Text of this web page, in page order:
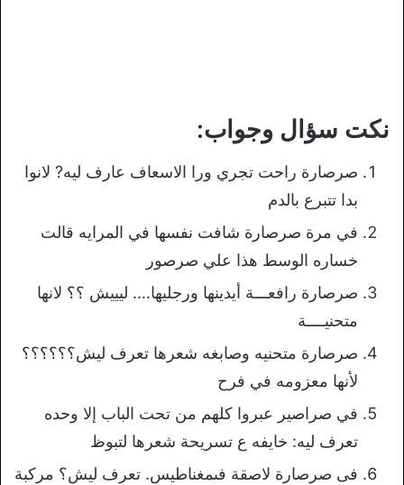
نكت سؤال وجواب:
صرصارة راحت تجري ورا الاسعاف عارف ليه? لانوا
بدا تتبرع بالدم
في مرة صرصارة شافت نفسها في المرايه قالت
خساره الوسط هذا علي صرصور
صرصارة رافعـــة أيدينها ورجليها…. ليييش ؟؟ لانها
متحنيــــة
صرصارة متحنيه وصابغه شعرها تعرف ليش؟؟؟؟؟؟
لأنها معزومه في فرح
في صراصير عبروا كلهم من تحت الباب إلا وحده
تعرف ليه: خايفه ع تسريحة شعرها لتبوظ
فى صرصارة لاصقة فىمغناطيس. تعرف ليش؟ مركبة